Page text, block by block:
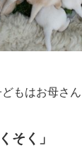
もはお母さ
そく」